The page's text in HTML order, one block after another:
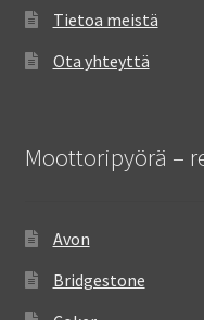
Tietoa meistä
Ota yhteyttä
Moottoripyörä –
Avon
Bridgestone